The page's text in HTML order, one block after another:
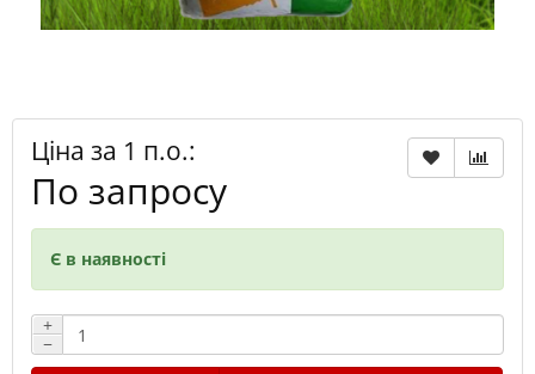
Ціна за 1 п.о.:
По запросу
Є в наявності
+
−